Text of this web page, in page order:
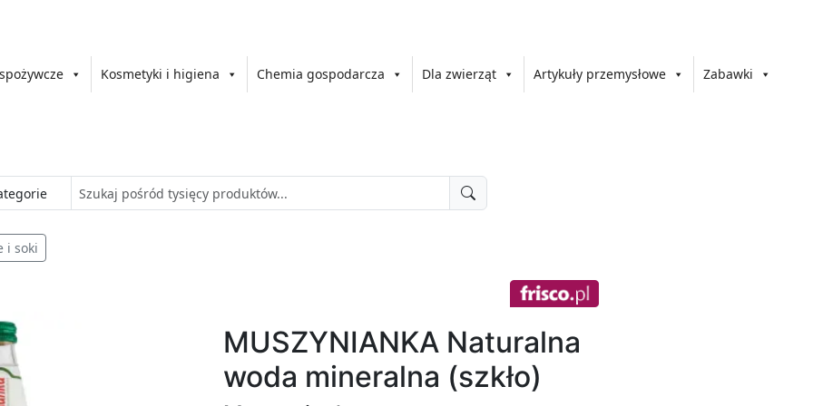
Kosmetyki i higiena Chemia gospodarcza Dla zwierząt Artykuły przemysłowe Zabawki
i soki
MUSZYNIANKA Naturalna
woda mineralna (szkło)